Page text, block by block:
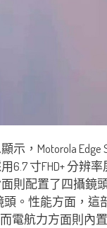
示，Motorola
6.7 寸FHD+ 分辨
則配置了四攝鏡
頭。性能方面，這
電航力方面則內